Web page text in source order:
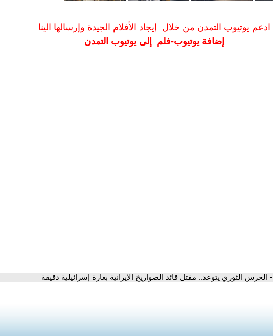
ادعم يوتيوب التمدن من خلال إيجاد الأفلام الجيدة وإرسالها الينا
إضافة يوتيوب-فلم إلى يوتيوب التمدن
- الحرس الثوري يتوعد.. مقتل قائد الصواريخ الإيرانية بغارة إسرائيلية دقيقة